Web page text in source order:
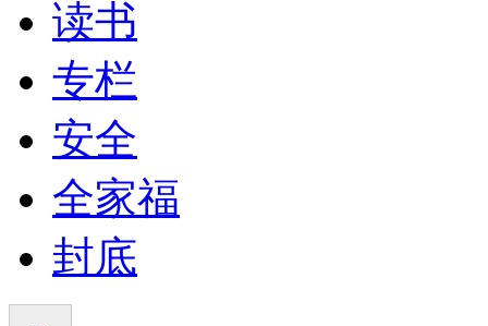
读书
专栏
安全
全家福
封底